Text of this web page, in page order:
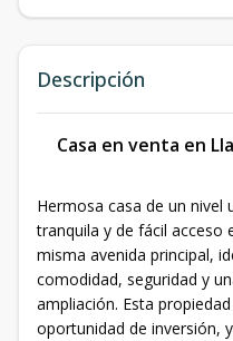
Descripción
Casa en venta en
Hermosa casa de un nivel
tranquila y de fácil acceso
misma avenida principal,
comodidad, seguridad y
ampliación. Esta
oportunidad de inversión,